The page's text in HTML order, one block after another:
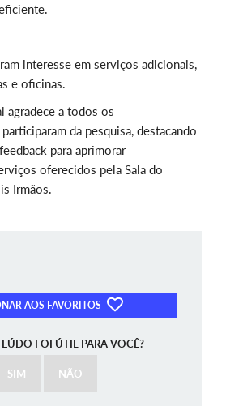
interesse em serviços adicionais,
e oficinas.
agradece a todos os
da pesquisa, destacando
para aprimorar
oferecidos pela Sala do
Irmãos.
AOS FAVORITOS
FOI ÚTIL PARA VOCÊ?
SIM NÃO